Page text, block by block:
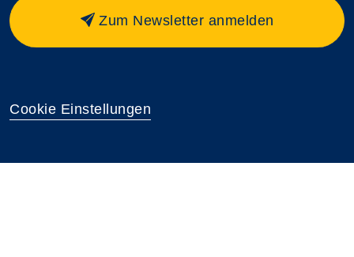
Zum Newsletter anmelden
Cookie Einstellungen